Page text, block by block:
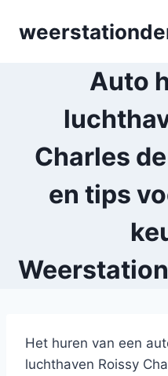
Auto
Charles
en tips
Het huren van een
luchthaven Roissy